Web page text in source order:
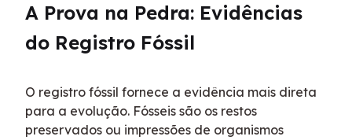
A Prova na Pedra: Evidências
do Registro Fóssil
O registro fóssil fornece a evidência mais direta
para a evolução. Fósseis são os restos
preservados ou impressões de organismos